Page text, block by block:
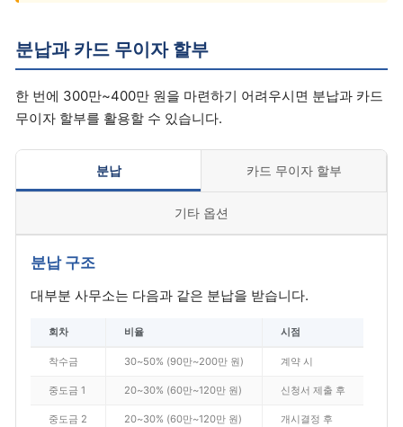
분납과 카드 무이자 할부
한 번에 300만~400만 원을 마련하기 어려우시면 분납과 카드
무이자 할부를 활용할 수 있습니다.
분납 카드 무이자 할부
기타 옵션
분납 구조
대부분 사무소는 다음과 같은 분납을 받습니다.
회차 비율 시점
착수금 30~50% (90만~200만 원) 계약 시
중도금 1 20~30% (60만~120만 원) 신청서 제출 후
중도금 2 20~30% (60만~120만 원) 개시결정 후